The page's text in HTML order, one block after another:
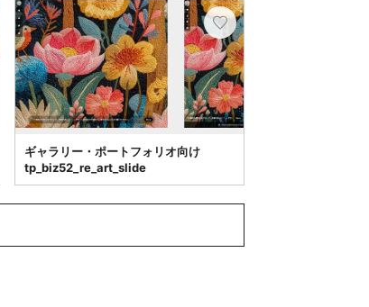
ギャラリー・ポートフォリオ向け
tp_biz52_re_art_slide